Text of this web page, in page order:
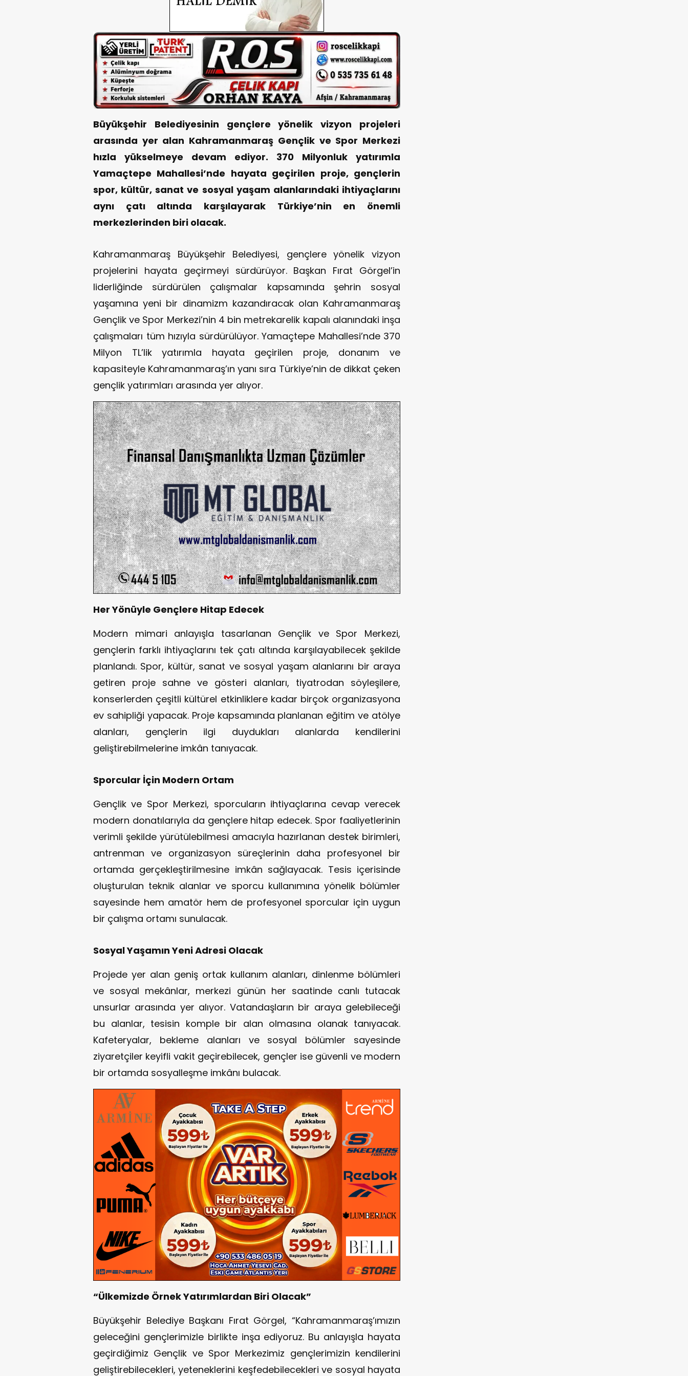
Büyükşehir Belediyesinin gençlere yönelik vizyon projeleri
arasında yer alan Kahramanmaraş Gençlik ve Spor Merkezi
hızla yükselmeye devam ediyor. 370 Milyonluk yatırımla
Yamaçtepe Mahallesi’nde hayata geçirilen proje, gençlerin
spor, kültür, sanat ve sosyal yaşam alanlarındaki ihtiyaçlarını
aynı çatı altında karşılayarak Türkiye’nin en önemli
merkezlerinden biri olacak.
Kahramanmaraş Büyükşehir Belediyesi, gençlere yönelik vizyon
projelerini hayata geçirmeyi sürdürüyor. Başkan Fırat Görgel’in
liderliğinde sürdürülen çalışmalar kapsamında şehrin sosyal
yaşamına yeni bir dinamizm kazandıracak olan Kahramanmaraş
Gençlik ve Spor Merkezi’nin 4 bin metrekarelik kapalı alanındaki inşa
çalışmaları tüm hızıyla sürdürülüyor. Yamaçtepe Mahallesi’nde 370
Milyon TL’lik yatırımla hayata geçirilen proje, donanım ve
kapasiteyle Kahramanmaraş’ın yanı sıra Türkiye’nin de dikkat çeken
gençlik yatırımları arasında yer alıyor.
Her Yönüyle Gençlere Hitap Edecek
Modern mimari anlayışla tasarlanan Gençlik ve Spor Merkezi,
gençlerin farklı ihtiyaçlarını tek çatı altında karşılayabilecek şekilde
planlandı. Spor, kültür, sanat ve sosyal yaşam alanlarını bir araya
getiren proje sahne ve gösteri alanları, tiyatrodan söyleşilere,
konserlerden çeşitli kültürel etkinliklere kadar birçok organizasyona
ev sahipliği yapacak. Proje kapsamında planlanan eğitim ve atölye
alanları, gençlerin ilgi duydukları alanlarda kendilerini
geliştirebilmelerine imkân tanıyacak.
Sporcular İçin Modern Ortam
Gençlik ve Spor Merkezi, sporcuların ihtiyaçlarına cevap verecek
modern donatılarıyla da gençlere hitap edecek. Spor faaliyetlerinin
verimli şekilde yürütülebilmesi amacıyla hazırlanan destek birimleri,
antrenman ve organizasyon süreçlerinin daha profesyonel bir
ortamda gerçekleştirilmesine imkân sağlayacak. Tesis içerisinde
oluşturulan teknik alanlar ve sporcu kullanımına yönelik bölümler
sayesinde hem amatör hem de profesyonel sporcular için uygun
bir çalışma ortamı sunulacak.
Sosyal Yaşamın Yeni Adresi Olacak
Projede yer alan geniş ortak kullanım alanları, dinlenme bölümleri
ve sosyal mekânlar, merkezi günün her saatinde canlı tutacak
unsurlar arasında yer alıyor. Vatandaşların bir araya gelebileceği
bu alanlar, tesisin komple bir alan olmasına olanak tanıyacak.
Kafeteryalar, bekleme alanları ve sosyal bölümler sayesinde
ziyaretçiler keyifli vakit geçirebilecek, gençler ise güvenli ve modern
bir ortamda sosyalleşme imkânı bulacak.
“Ülkemizde Örnek Yatırımlardan Biri Olacak”
Büyükşehir Belediye Başkanı Fırat Görgel, “Kahramanmaraş’ımızın
geleceğini gençlerimizle birlikte inşa ediyoruz. Bu anlayışla hayata
geçirdiğimiz Gençlik ve Spor Merkezimiz gençlerimizin kendilerini
geliştirebilecekleri, yeteneklerini keşfedebilecekleri ve sosyal hayata